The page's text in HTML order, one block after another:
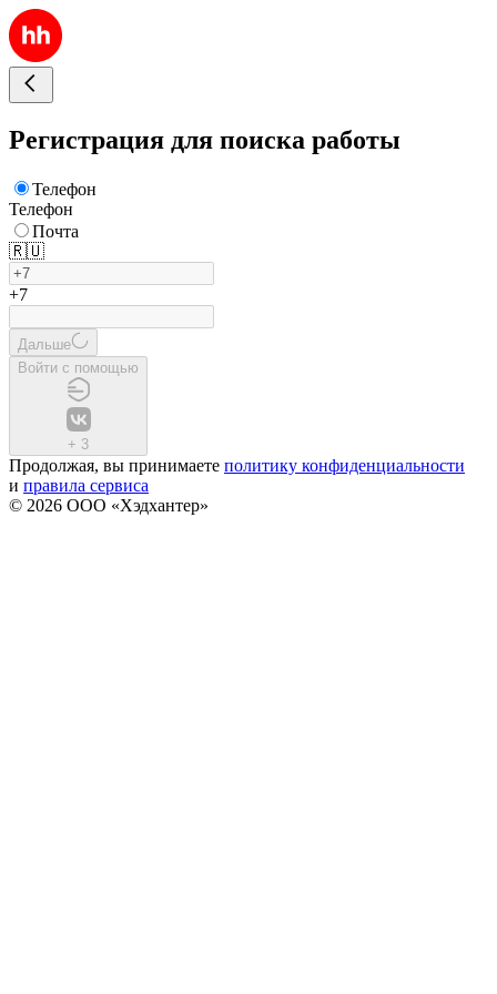
Регистрация для поиска работы
Телефон
Телефон
Почта
🇷🇺
+7
Дальше
Войти с помощью
+ 3
Продолжая, вы принимаете политику конфиденциальности
и правила сервиса
© 2026 ООО «Хэдхантер»